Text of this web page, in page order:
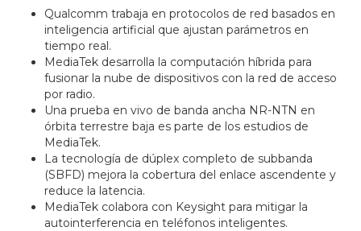
Qualcomm trabaja en protocolos de red basados en
inteligencia artificial que ajustan parámetros en
tiempo real.
MediaTek desarrolla la computación híbrida para
fusionar la nube de dispositivos con la red de acceso
por radio.
Una prueba en vivo de banda ancha NR-NTN en
órbita terrestre baja es parte de los estudios de
MediaTek.
La tecnología de dúplex completo de subbanda
(SBFD) mejora la cobertura del enlace ascendente y
reduce la latencia.
MediaTek colabora con Keysight para mitigar la
autointerferencia en teléfonos inteligentes.